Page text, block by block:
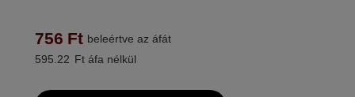
756 Ft beleértve az áfát
595.22 Ft áfa nélkül